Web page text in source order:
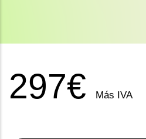
297€ Más IVA